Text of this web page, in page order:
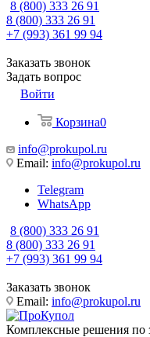
8 (800) 333 26 91
8 (800) 333 26 91
+7 (993) 361 99 94
Заказать звонок
Задать вопрос
Войти
Корзина0
info@prokupol.ru
Email: info@prokupol.ru
Telegram
WhatsApp
8 (800) 333 26 91
8 (800) 333 26 91
+7 (993) 361 99 94
Заказать звонок
Email: info@prokupol.ru
Комплексные решения по